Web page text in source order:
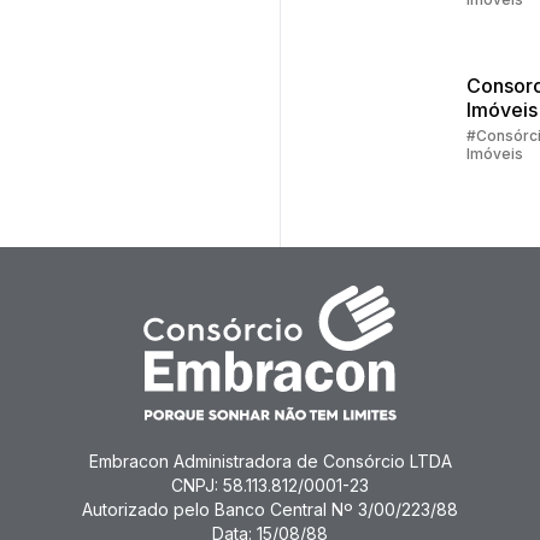
Imóveis
Imóveis
Embracon Administradora de Consórcio LTDA
CNPJ: 58.113.812/0001-23
Autorizado pelo Banco Central Nº 3/00/223/88
Data: 15/08/88